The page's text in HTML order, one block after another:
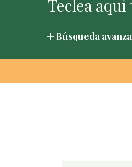
Búsqueda